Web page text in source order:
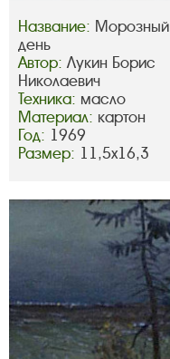
Название: Морозный
день
Автор: Лукин Борис
Николаевич
Техника: масло
Материал: картон
Год: 1969
Размер: 11,5х16,3